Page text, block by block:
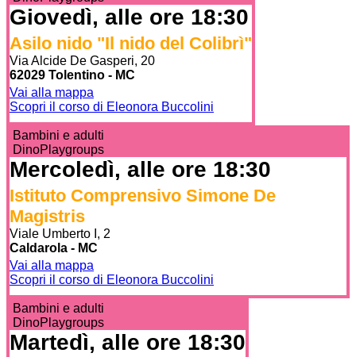
Giovedì, alle ore 18:30
Asilo nido "Il nido del Colibrì"
Via Alcide De Gasperi, 20
62029 Tolentino - MC
Vai alla mappa
Scopri il corso di Eleonora Buccolini
Bambini e adulti
DinoPlaygroups
Mercoledì, alle ore 18:30
Istituto Comprensivo Simone De
Magistris
Viale Umberto I, 2
Caldarola - MC
Vai alla mappa
Scopri il corso di Eleonora Buccolini
Bambini e adulti
DinoPlaygroups
Martedì, alle ore 18:30